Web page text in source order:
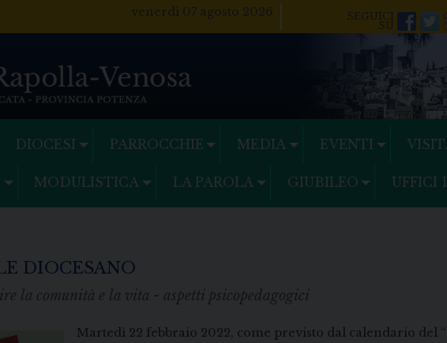
venerdì 07 agosto 2026
DIOCESI PARROCCHIE MEDIA EVENTI
MODULISTICA LA PAROLA GIUBILEO UFFICI
DIOCESANO
la comunità e la vita - aspetti psicopedagogici
Martedì 22 febbraio 2022, come previsto dal calendario del